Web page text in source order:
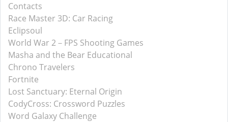
Contacts
Race Master 3D: Car Racing
Eclipsoul
World War 2－FPS Shooting Games
Masha and the Bear Educational
Chrono Travelers
Fortnite
Lost Sanctuary: Eternal Origin
CodyCross: Crossword Puzzles
Word Galaxy Challenge